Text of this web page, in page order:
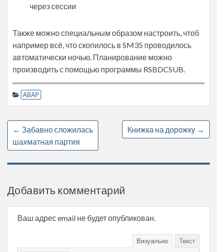
через сессии
Также можно специальным образом настроить, чтоб
например всё, что скопилось в SM35 проводилось
автоматически ночью. Планирование можно
производить с помощью программы RSBDCSUB.
ABAP
← Забавно сложилась
шахматная партия
Книжка на дорожку →
Добавить комментарий
Ваш адрес email не будет опубликован.
Визуально Текст